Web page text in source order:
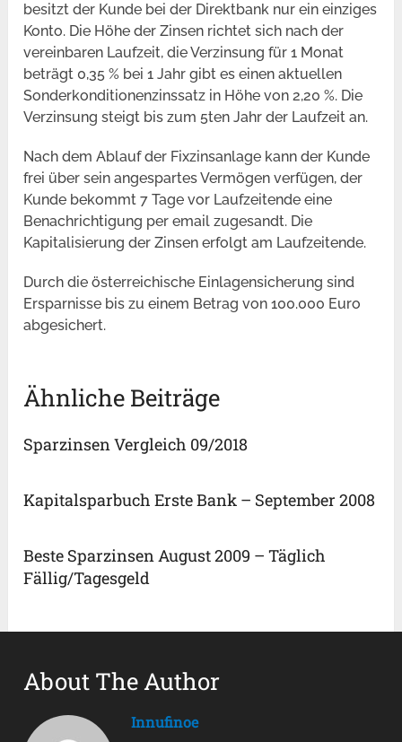
besitzt der Kunde bei der Direktbank nur ein einziges
Konto. Die Höhe der Zinsen richtet sich nach der
vereinbaren Laufzeit, die Verzinsung für 1 Monat
beträgt 0,35 % bei 1 Jahr gibt es einen aktuellen
Sonderkonditionenzinssatz in Höhe von 2,20 %. Die
Verzinsung steigt bis zum 5ten Jahr der Laufzeit an.
Nach dem Ablauf der Fixzinsanlage kann der Kunde
frei über sein angespartes Vermögen verfügen, der
Kunde bekommt 7 Tage vor Laufzeitende eine
Benachrichtigung per email zugesandt. Die
Kapitalisierung der Zinsen erfolgt am Laufzeitende.
Durch die österreichische Einlagensicherung sind
Ersparnisse bis zu einem Betrag von 100.000 Euro
abgesichert.
Ähnliche Beiträge
Sparzinsen Vergleich 09/2018
Kapitalsparbuch Erste Bank – September 2008
Beste Sparzinsen August 2009 – Täglich
Fällig/Tagesgeld
About The Author
Innufinoe